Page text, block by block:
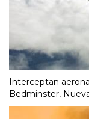
Interceptan
Bedminster,